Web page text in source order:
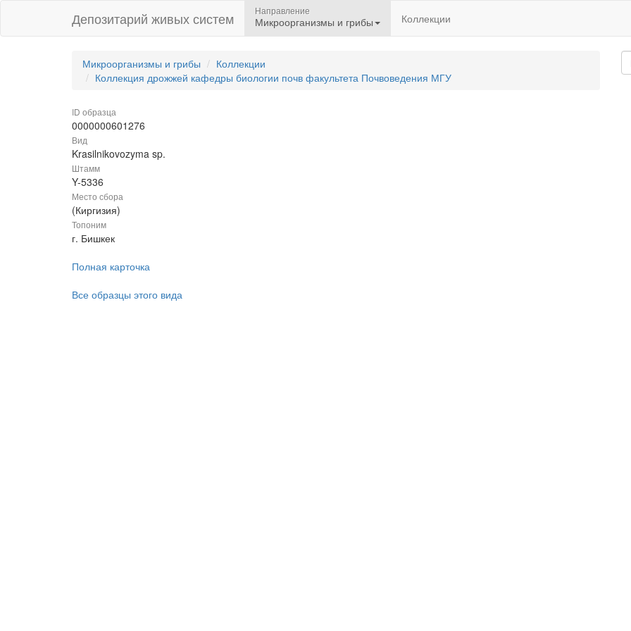
Депозитарий живых систем Направление
Микроорганизмы и грибы Коллекции
Микроорганизмы и грибы
Коллекции
Коллекция дрожжей кафедры биологии почв факультета Почвоведения МГУ
ID образца
0000000601276
Вид
Krasilnikovozyma sp.
Штамм
Y-5336
Место сбора
(Киргизия)
Топоним
г. Бишкек
Полная карточка
Все образцы этого вида